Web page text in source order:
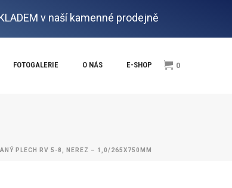
v naší kamenné prodejně
FOTOGALERIE O NÁS E-SHOP 0
PLECH RV 5-8, NEREZ – 1,0/265X750MM